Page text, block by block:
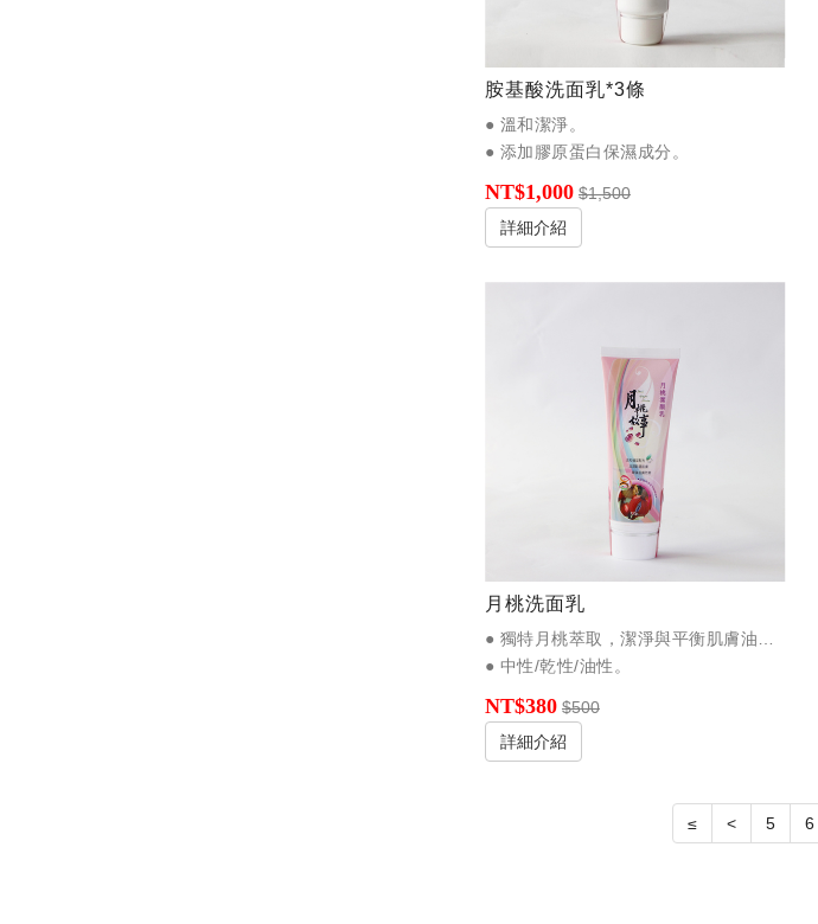
胺基酸洗面乳*3條
● 溫和潔淨。
● 添加膠原蛋白保濕成分。
NT$1,000 $1,500
詳細介紹
月桃洗面乳
● 獨特月桃萃取，潔淨與平衡肌膚油脂分泌。
● 中性/乾性/油性。
NT$380 $500
詳細介紹
≤ < 5 6